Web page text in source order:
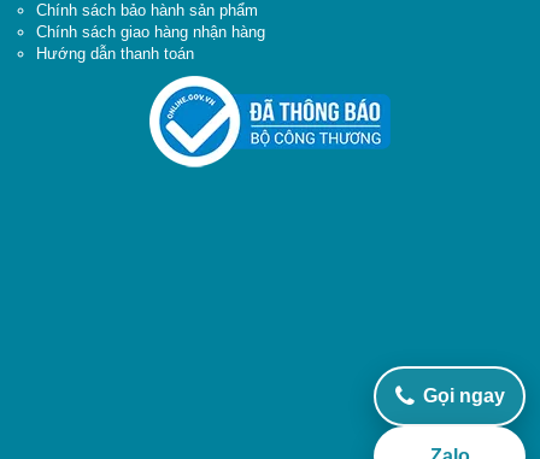
Chính sách bảo hành sản phẩm
Chính sách giao hàng nhận hàng
Hướng dẫn thanh toán
Gọi ngay